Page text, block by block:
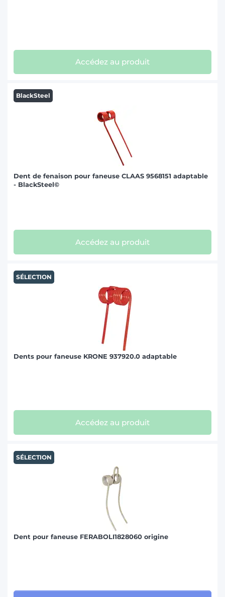
Accédez au produit
BlackSteel
Dent de fenaison pour faneuse CLAAS 9568151 adaptable
- BlackSteel©
Accédez au produit
SÉLECTION
Dents pour faneuse KRONE 937920.0 adaptable
Accédez au produit
SÉLECTION
Dent pour faneuse FERABOLI1828060 origine